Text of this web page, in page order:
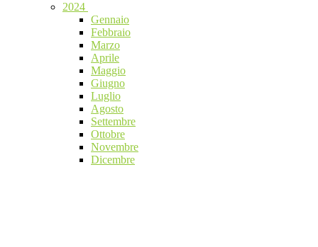
2024
Gennaio
Febbraio
Marzo
Aprile
Maggio
Giugno
Luglio
Agosto
Settembre
Ottobre
Novembre
Dicembre